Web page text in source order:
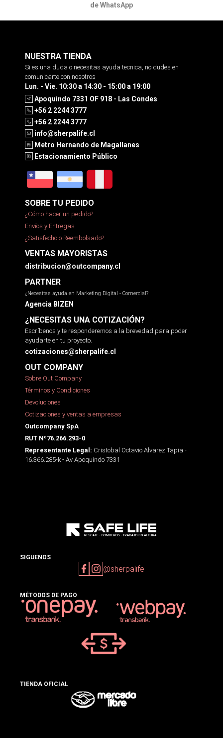
de WhatsApp
NUESTRA TIENDA
Si es una duda o necesitas ayuda tecnica, no dudes en
comunicarte con nosotros
Lun. - Vie. 10:30 a 14:30 - 15:00 a 19:00
Apoquindo 7331 OF 918 - Las Condes
+56 2 2244 3777
+56 2 2244 3777
info@sherpalife.cl
Metro Hernando de Magallanes
Estacionamiento Público
SOBRE TU PEDIDO
¿Cómo hacer un pedido?
Envíos y Entregas
¿Satisfecho o Reembolsado?
VENTAS MAYORISTAS
distribucion@outcompany.cl
PARTNER
¿Necesitas ayuda en Marketing Digital - Comercial?
Agencia BIZEN
¿NECESITAS UNA COTIZACIÓN?
Escríbenos y te responderemos a la brevedad para poder
ayudarte en tu proyecto.
cotizaciones@sherpalife.cl
OUT COMPANY
Sobre Out Company
Términos y Condiciones
Devoluciones
Cotizaciones y ventas a empresas
Outcompany SpA
RUT Nº76.266.293-0
Representante Legal: Cristobal Octavio Alvarez Tapia -
16.366.285-k - Av Apoquindo 7331
SIGUENOS
@sherpalife
MÉTODOS DE PAGO
TIENDA OFICIAL